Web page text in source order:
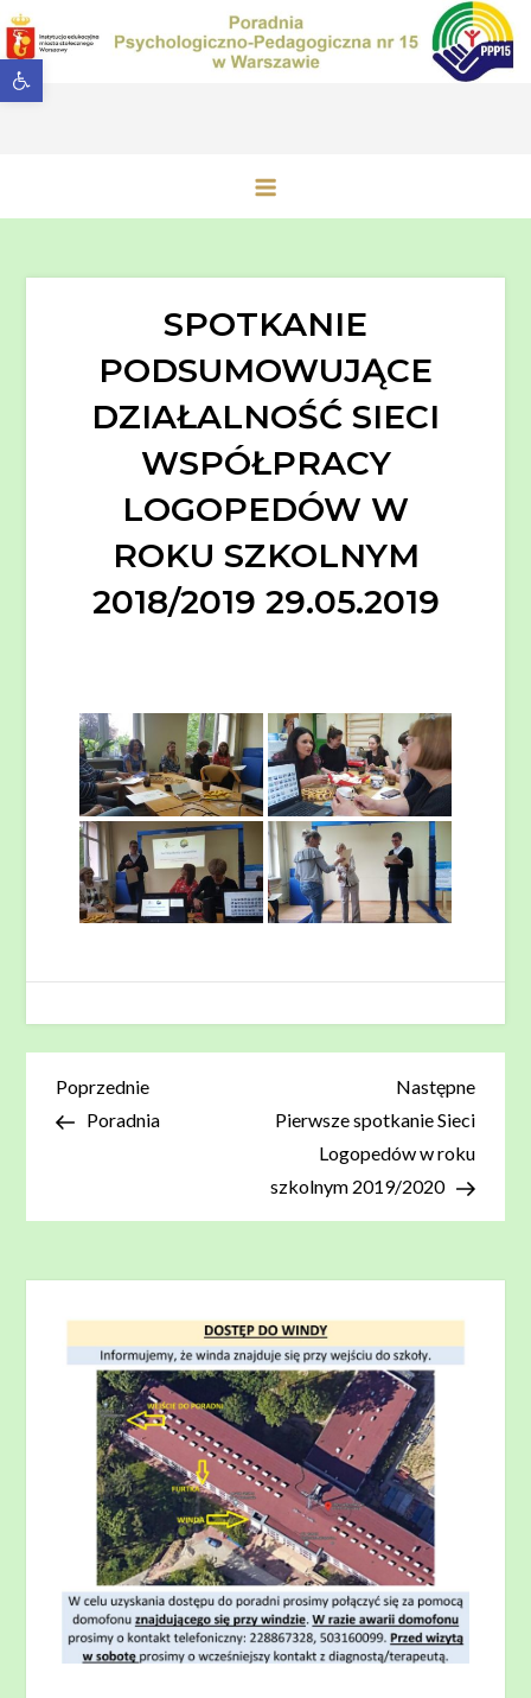
Otwórz pasek narzędzi
Przejdź
do
treści
SPOTKANIE
PODSUMOWUJĄCE
DZIAŁALNOŚĆ SIECI
WSPÓŁPRACY
LOGOPEDÓW W
ROKU SZKOLNYM
2018/2019 29.05.2019
Nawigacja
wpisu
Poprzedni
wpis
Poprzednie
Poradnia
wpis
Następne
Pierwsze spotkanie Sieci
Logopedów w roku
szkolnym 2019/2020